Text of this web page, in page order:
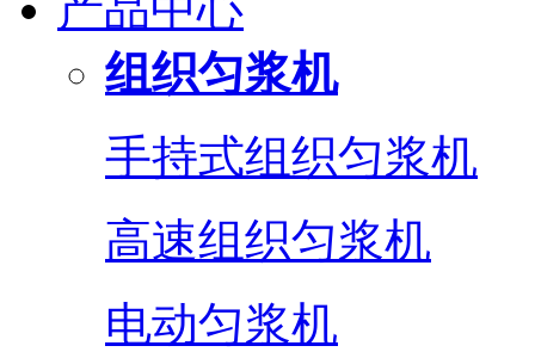
组织匀浆机
手持式组织匀浆机
高速组织匀浆机
电动匀浆机